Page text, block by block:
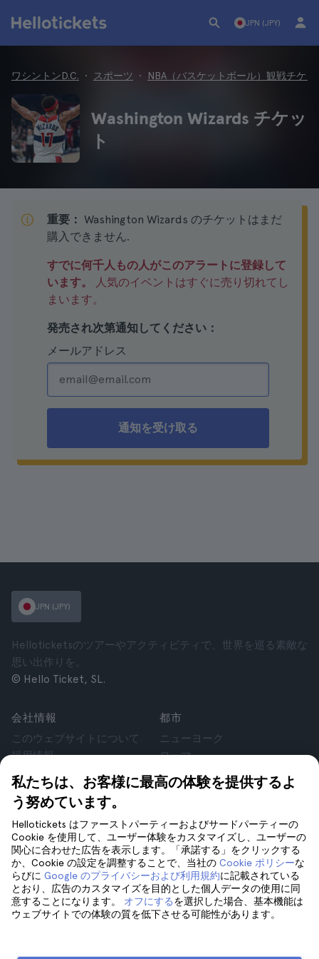
JPN (JPY)
ワシントンD.C. スポーツ NBA（バスケットボール）観戦チケッ
Washington Wizards チケッ
ト
重要： Washington Wizards のチケットはまだ
購入できません.
すでに何千人もの人がこのアラートに登録して
います。
人気のイベントはすぐに売り切れてし
まいます。
発売され次第通知してください：
メールアドレス
通知を受け取る
私たちは、お客様に最高の体験を提供するよ
う努めています。
Hellotickets はファーストパーティーおよびサードパーティーの
Cookie を使用して、ユーザー体験をカスタマイズし、ユーザーの
関心に合わせた広告を表示します。「承諾する」をクリックする
か、Cookie の設定を調整することで、当社の Cookie ポリシーな
らびに Google のプライバシーおよび利用規約に記載されている
とおり、広告のカスタマイズを目的とした個人データの使用に同
意することになります。 オフにするを選択した場合、基本機能は
ウェブサイトでの体験の質を低下させる可能性があります。
JPN (JPY)
Helloticketsのツアーやアクティビティで、世界を巡る素敵な
思い出作りを。
© Hello Ticket, SL.
会社情報
このウェブサイトについて
採用情報
アフィリエイト
お客様の声
個人情報保護方針
利用規約
法律相談
cookie
都市
ニューヨーク
ローマ
パリ
ロンドン
クラクフ
テネリフェ
サポート
サポート
フォローしてください